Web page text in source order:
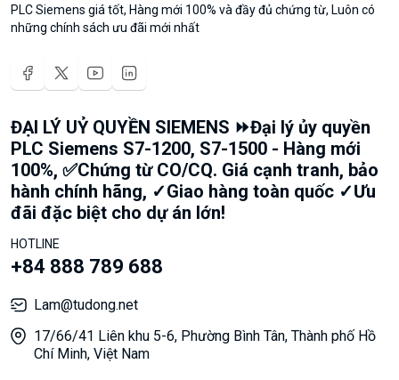
PLC Siemens giá tốt, Hàng mới 100% và đầy đủ chứng từ, Luôn có
những chính sách ưu đãi mới nhất
ĐẠI LÝ UỶ QUYỀN SIEMENS ⏩Đại lý ủy quyền
PLC Siemens S7-1200, S7-1500 - Hàng mới
100%, ✅Chứng từ CO/CQ. Giá cạnh tranh, bảo
hành chính hãng, ✓Giao hàng toàn quốc ✓Ưu
đãi đặc biệt cho dự án lớn!
HOTLINE
+84 888 789 688
Lam@tudong.net
17/66/41 Liên khu 5-6, Phường Bình Tân, Thành phố Hồ
Chí Minh, Việt Nam